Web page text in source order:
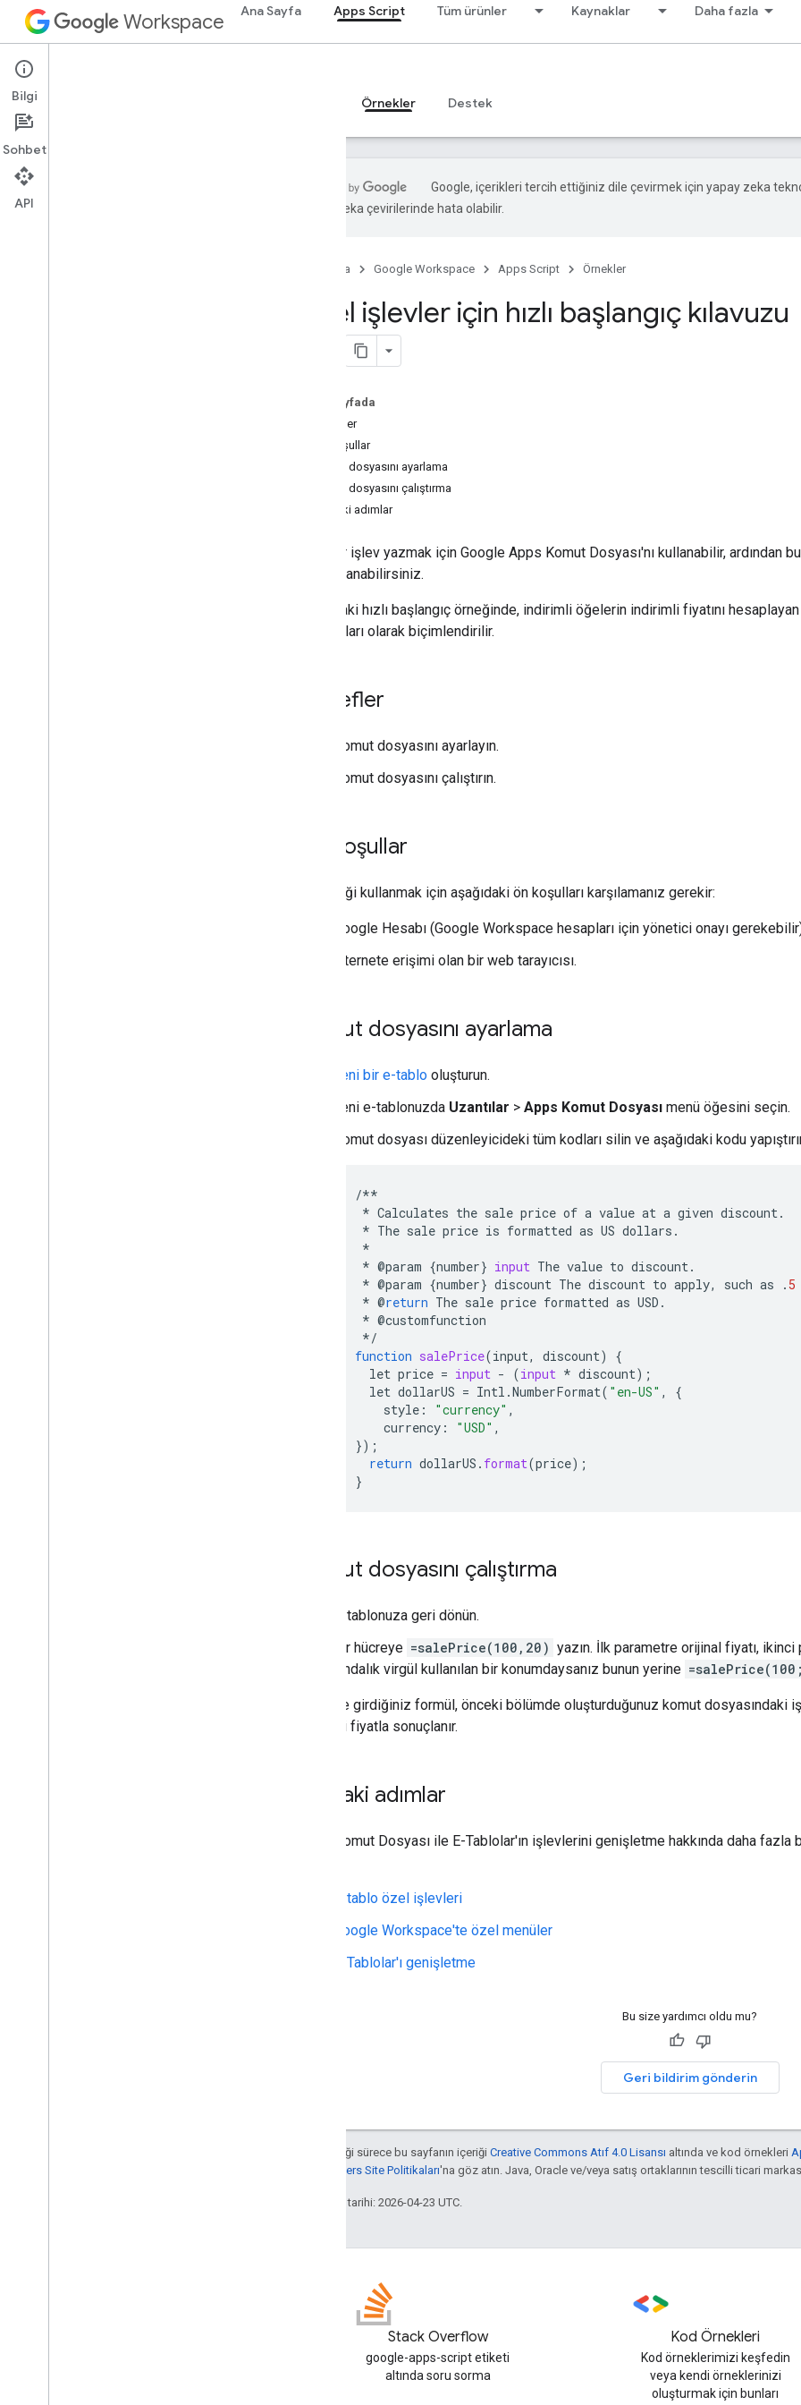
Workspace Ana Sayfa Apps Script Tüm ürünler Kaynaklar Daha fazla
Apps Script
Genel bakış Örnekler Destek
Google, içerikleri tercih ettiğiniz dile çevirmek için yapay zeka
Yapay zeka çevirilerinde hata olabilir.
Ana Sayfa Google Workspace Apps Script Örnekler
Özel işlevler için hızlı başlangıç kılavuzu
Bu sayfada
Hedefler
Ön koşullar
Komut dosyasını ayarlama
Komut dosyasını çalıştırma
Sonraki adımlar
Özel bir işlev yazmak için Google Apps Komut Dosyası'nı kullanabilir, ardından
gibi kullanabilirsiniz.
Aşağıdaki hızlı başlangıç örneğinde, indirimli öğelerin indirimli fiyatını
ABD doları olarak biçimlendirilir.
Hedefler
Komut dosyasını ayarlayın.
Komut dosyasını çalıştırın.
Ön koşullar
Bu örneği kullanmak için aşağıdaki ön koşulları karşılamanız gerekir:
Google Hesabı (Google Workspace hesapları için yönetici onayı
İnternete erişimi olan bir web tarayıcısı.
Komut dosyasını ayarlama
Yeni bir e-tablo oluşturun.
Yeni e-tablonuzda Uzantılar > Apps Komut Dosyası menü öğesini seçin.
Komut dosyası düzenleyicideki tüm kodları silin ve aşağıdaki kodu
/**
* Calculates the sale price of a value at a given discount.
* The sale price is formatted as US dollars .
*
* @param {number} input The value to discount.
* @param {number} discount The discount to apply, such as . 5
* @return The sale price formatted as USD .
* @customfunction
*/
function salePrice(input, discount)
{
let price = input - (input * discount);
let dollarUS = Intl .NumberFormat( "en-US" ,
{
style : "currency" ,
currency : "USD" ,
});
return dollarUS . format(price);
}
Komut dosyasını çalıştırma
E-tablonuza geri dönün.
Bir hücreye =salePrice(100,20) yazın. İlk parametre orijinal fiyatı,
Ondalık virgül kullanılan bir konumdaysanız bunun yerine
Hücreye girdiğiniz formül, önceki bölümde oluşturduğunuz komut dosyasındaki
indirimli fiyatla sonuçlanır.
Sonraki adımlar
Apps Komut Dosyası ile E-Tablolar'ın işlevlerini genişletme hakkında daha
E-tablo özel işlevleri
Google Workspace'te özel menüler
E-Tablolar'ı genişletme
Bu size yardımcı oldu mu?
Geri bildirim gönderin
Aksi belirtilmediği sürece bu sayfanın içeriği Creative Commons Atıf 4.0 Lisansı altında ve kod örnekleri
Google Developers Site Politikaları'na göz atın. Java, Oracle ve/veya satış ortaklarının tescilli ticari
Son güncelleme tarihi: 2026-04-23 UTC.
Stack Overflow
google-apps-script etiketi
altında soru sorma
Kod Örnekleri
Kod örneklerimizi keşfedin
veya kendi örneklerinizi
oluşturmak için bunları
Bilgi
Sohbet
API